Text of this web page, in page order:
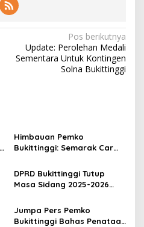
Pos berikutnya
Update: Perolehan Medali
Sementara Untuk Kontingen
Solna Bukittinggi
Himbauan Pemko
Bukittinggi: Semarak Car
HUT ke I Komando Daerah
Militer (KODAM) XX/Tuanku
Imam Bonjol
DPRD Bukittinggi Tutup
Masa Sidang 2025-2026
2026-2027, Wako Ramlan
Beri Apresiasi
Jumpa Pers Pemko
Bukittinggi Bahas Penataan